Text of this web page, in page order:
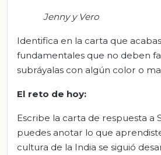
Jenny y Vero
Identifica en la carta que
fundamentales que no deben
subráyalas con algún color o
El reto de hoy:
Escribe la carta de respuesta a
puedes anotar lo que
cultura de la India se siguió